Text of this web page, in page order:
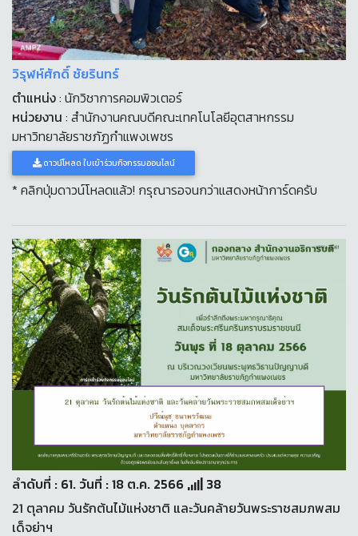
วิรุฬห์ศักดิ์ ชัยรินทร์
ตำแหน่ง: นักวิชาการคอมพิวเตอร์
หน่วยงาน : สำนักงานคณบดีคณะเทคโนโลยีอุตสาหกรรม
มหาวิทยาลัยราชภัฏกำแพงเพชร
ดาวน์โหลด ใบเข้าร่วมกิจกรรมออนไลน์
* คลิกปุ่มดาวน์โหลดแล้ว! กรุณารอจนกว่าแสดงหน้าการ์ดครับ
ลำดับที่ : 61. วันที่ : 18 ต.ค. 2566
38
21 ตุลาคม วันรักต้นไม้แห่งชาติ และวันคล้ายวันพระราชสมภพสม
เด็จย่าฯ